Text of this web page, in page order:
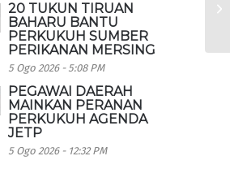
20 TUKUN TIRUAN
BAHARU BANTU
PERKUKUH SUMBER
PERIKANAN MERSING
5 Ogo 2026 - 5:08 PM
PEGAWAI DAERAH
MAINKAN PERANAN
PERKUKUH AGENDA
JETP
5 Ogo 2026 - 12:32 PM